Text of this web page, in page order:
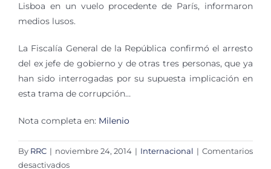
Lisboa en un vuelo procedente de París, informaron
medios lusos.
La Fiscalía General de la República confirmó el arresto
del ex jefe de gobierno y de otras tres personas, que ya
han sido interrogadas por su supuesta implicación en
esta trama de corrupción…
Nota completa en: Milenio
By RRC | noviembre 24, 2014 | Internacional | Comentarios
desactivadosen